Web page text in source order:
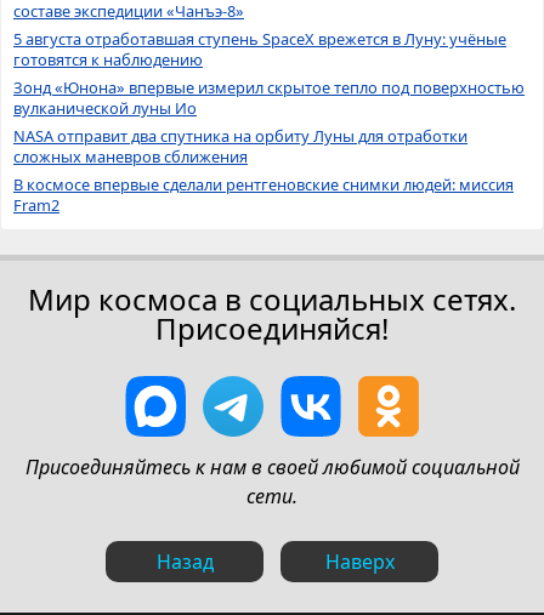
составе экспедиции «Чанъэ-8»
5 августа отработавшая ступень SpaceX врежется в Луну: учёные
готовятся к наблюдению
Зонд «Юнона» впервые измерил скрытое тепло под поверхностью
вулканической луны Ио
NASA отправит два спутника на орбиту Луны для отработки
сложных маневров сближения
В космосе впервые сделали рентгеновские снимки людей: миссия
Fram2
Мир космоса в социальных сетях.
Присоединяйся!
Присоединяйтесь к нам в своей любимой социальной
сети.
Назад Наверх